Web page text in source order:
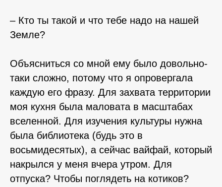
– Кто ты такой и что тебе надо на нашей
Земле?
Объясниться со мной ему было довольно-
таки сложно, потому что я опровергала
каждую его фразу. Для захвата территории
моя кухня была маловата в масштабах
вселенной. Для изучения культуры нужна
была библиотека (будь это в
восьмидесятых), а сейчас вайфай, который
накрылся у меня вчера утром. Для
отпуска? Чтобы поглядеть на котиков?